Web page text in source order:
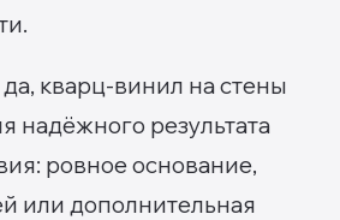
кварц-винил на стены
надёжного результата
ровное основание,
или дополнительная